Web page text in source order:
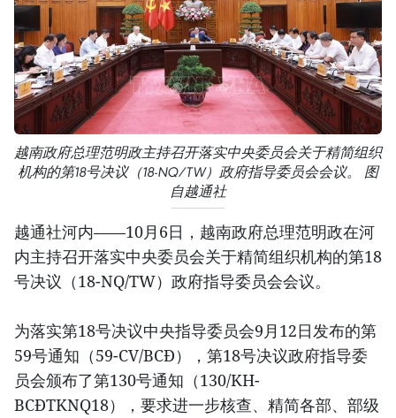
越南政府总理范明政主持召开落实中央委员会关于精简组织
机构的第18号决议（18-NQ/TW）政府指导委员会会议。 图
自越通社
越通社河内——10月6日，越南政府总理范明政在河
内主持召开落实中央委员会关于精简组织机构的第18
号决议（18-NQ/TW）政府指导委员会会议。
为落实第18号决议中央指导委员会9月12日发布的第
59号通知（59-CV/BCĐ），第18号决议政府指导委
员会颁布了第130号通知（130/KH-
BCĐTKNQ18），要求进一步核查、精简各部、部级